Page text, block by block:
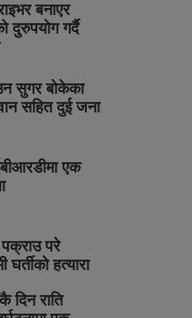
बनाएर
दुरुपयोग गर्दै
सुगर बोकेका
सहित दुई जना
एक
परे
घर्तीको हत्यारा
दिन राति